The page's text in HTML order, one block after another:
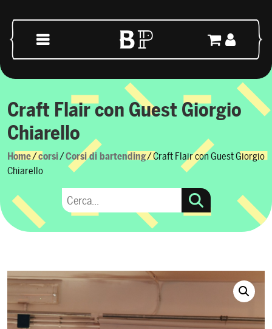
Navigazione principale
Craft Flair con Guest Giorgio
Chiarello
Home/corsi/Corsi di bartending/ Craft Flair con Guest Giorgio
Chiarello